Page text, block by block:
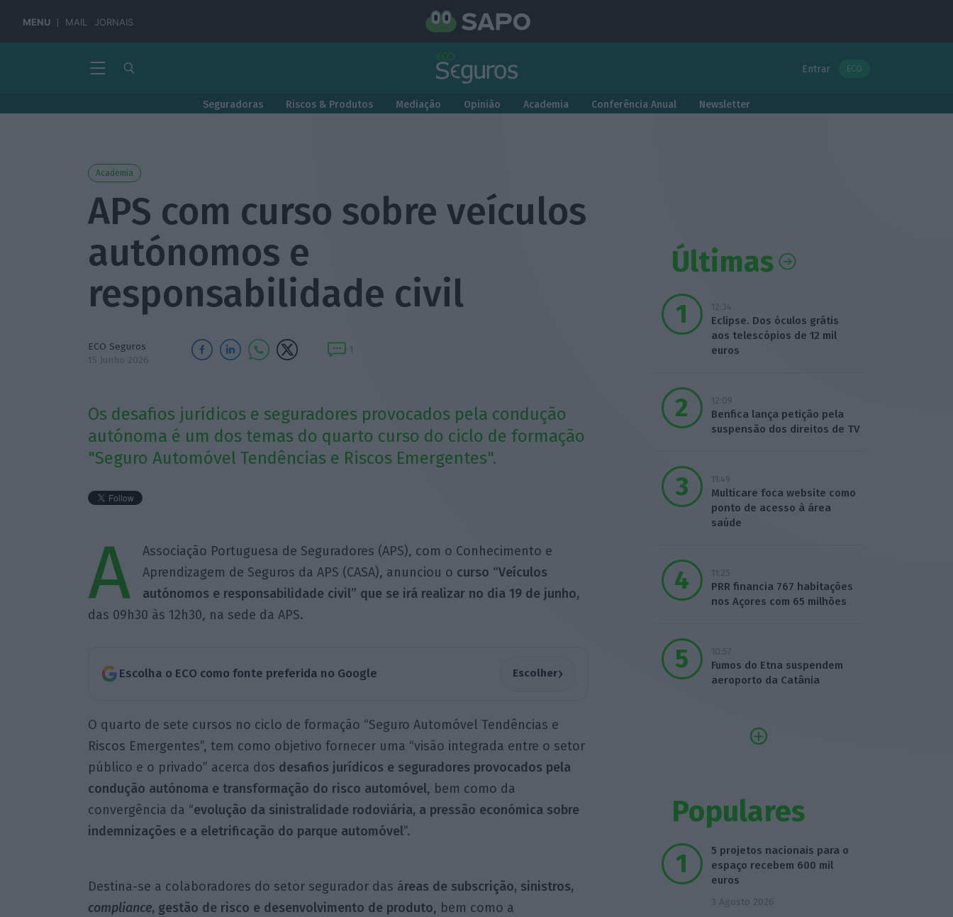
MENU MAIL JORNAIS
Entrar ECO
Seguradoras Riscos & Produtos Mediação Opinião Academia Conferência Anual Newsletter
Academia
APS com curso sobre veículos
autónomos e
responsabilidade civil
ECO Seguros
15 Junho 2026
1
Os desafios jurídicos e seguradores provocados pela condução
autónoma é um dos temas do quarto curso do ciclo de formação
"Seguro Automóvel Tendências e Riscos Emergentes".
A
Associação Portuguesa de Seguradores (APS), com o Conhecimento e
Aprendizagem de Seguros da APS (CASA), anunciou o curso “Veículos
autónomos e responsabilidade civil” que se irá realizar no dia 19 de junho,
das 09h30 às 12h30, na sede da APS.
Escolha o ECO como fonte preferida no Google Escolher›
O quarto de sete cursos no ciclo de formação “Seguro Automóvel Tendências e
Riscos Emergentes”, tem como objetivo fornecer uma “visão integrada entre o setor
público e o privado” acerca dos desafios jurídicos e seguradores provocados pela
condução autónoma e transformação do risco automóvel, bem como da
convergência da “evolução da sinistralidade rodoviária, a pressão económica sobre
indemnizações e a eletrificação do parque automóvel”.
Destina-se a colaboradores do setor segurador das áreas de subscrição, sinistros,
compliance, gestão de risco e desenvolvimento de produto, bem como a
Últimas
12:34
Eclipse. Dos óculos grátis
aos telescópios de 12 mil
euros
12:09
Benfica lança petição pela
suspensão dos direitos de TV
11:49
Multicare foca website como
ponto de acesso à área
saúde
11:25
PRR financia 767 habitações
nos Açores com 65 milhões
10:57
Fumos do Etna suspendem
aeroporto da Catânia
Populares
5 projetos nacionais para o
espaço recebem 600 mil
euros
3 Agosto 2026